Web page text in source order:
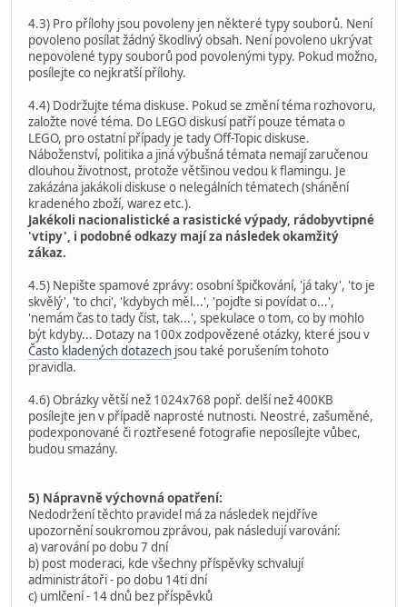
4.3) Pro přílohy jsou povoleny jen některé typy souborů. Není
povoleno posílat žádný škodlivý obsah. Není povoleno ukrývat
nepovolené typy souborů pod povolenými typy. Pokud možno,
posílejte co nejkratší přílohy.
4.4) Dodržujte téma diskuse. Pokud se změní téma rozhovoru,
založte nové téma. Do LEGO diskusí patří pouze témata o
LEGO, pro ostatní případy je tady Off-Topic diskuse.
Náboženství, politika a jiná výbušná témata nemají zaručenou
dlouhou životnost, protože většinou vedou k flamingu. Je
zakázána jakákoli diskuse o nelegálních tématech (shánění
kradeného zboží, warez etc.).
Jakékoli nacionalistické a rasistické výpady, rádobyvtipné
'vtipy', i podobné odkazy mají za následek okamžitý
zákaz.
4.5) Nepište spamové zprávy: osobní špičkování, 'já taky', 'to je
skvělý', 'to chci', 'kdybych měl...', 'pojďte si povídat o...',
'nemám čas to tady číst, tak...', spekulace o tom, co by mohlo
být kdyby... Dotazy na 100x zodpovězené otázky, které jsou v
Často kladených dotazech jsou také porušením tohoto
pravidla.
4.6) Obrázky větší než 1024x768 popř. delší než 400KB
posílejte jen v případě naprosté nutnosti. Neostré, zašuměné,
podexponované či roztřesené fotografie neposílejte vůbec,
budou smazány.
5) Nápravně výchovná opatření:
Nedodržení těchto pravidel má za následek nejdříve
upozornění soukromou zprávou, pak následují varování:
a) varování po dobu 7 dní
b) post moderaci, kde všechny příspěvky schvalují
administrátoři - po dobu 14ti dní
c) umlčení - 14 dnů bez příspěvků